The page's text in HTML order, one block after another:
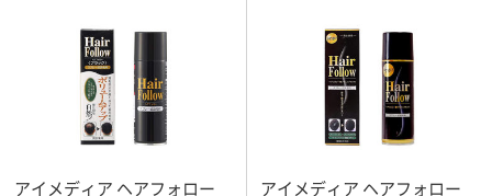
アイメディア ヘアフォロー
アイメディア ヘアフォロー